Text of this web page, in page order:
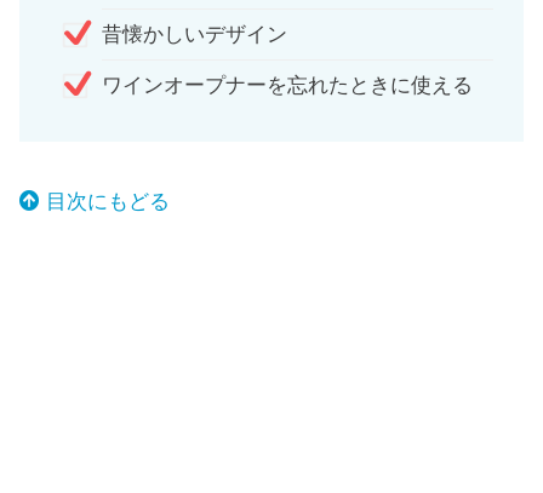
昔懐かしいデザイン
ワインオープナーを忘れたときに使える
目次にもどる